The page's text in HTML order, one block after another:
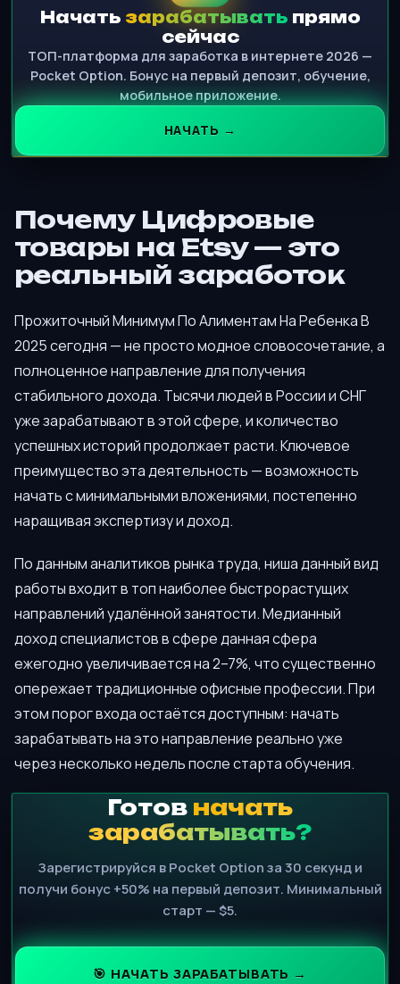
Начать зарабатывать прямо
сейчас
ТОП-платформа для заработка в интернете 2026 —
Pocket Option. Бонус на первый депозит, обучение,
мобильное приложение.
НАЧАТЬ →
Почему Цифровые
товары на Etsy — это
реальный заработок
Прожиточный Минимум По Алиментам На Ребенка В
2025 сегодня — не просто модное словосочетание, а
полноценное направление для получения
стабильного дохода. Тысячи людей в России и СНГ
уже зарабатывают в этой сфере, и количество
успешных историй продолжает расти. Ключевое
преимущество эта деятельность — возможность
начать с минимальными вложениями, постепенно
наращивая экспертизу и доход.
По данным аналитиков рынка труда, ниша данный вид
работы входит в топ наиболее быстрорастущих
направлений удалённой занятости. Медианный
доход специалистов в сфере данная сфера
ежегодно увеличивается на 2–7%, что существенно
опережает традиционные офисные профессии. При
этом порог входа остаётся доступным: начать
зарабатывать на это направление реально уже
через несколько недель после старта обучения.
Готов начать
зарабатывать?
Зарегистрируйся в Pocket Option за 30 секунд и
получи бонус +50% на первый депозит. Минимальный
старт — $5.
🎯 НАЧАТЬ ЗАРАБАТЫВАТЬ →